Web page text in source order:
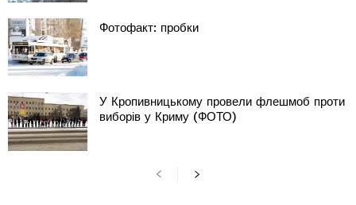
Фотофакт: пробки
У Кропивницькому провели флешмоб проти
виборів у Криму (ФОТО)